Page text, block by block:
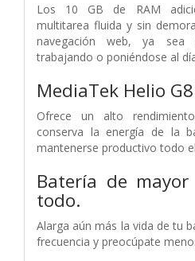
Los 10 GB de RAM
multitarea fluida y sin
navegación web, ya sea
trabajando o poniéndose al
MediaTek Helio
Ofrece un alto
conserva la energía de la
mantenerse productivo todo
Batería de
todo.
Alarga aún más la vida de tu
frecuencia y preocúpate